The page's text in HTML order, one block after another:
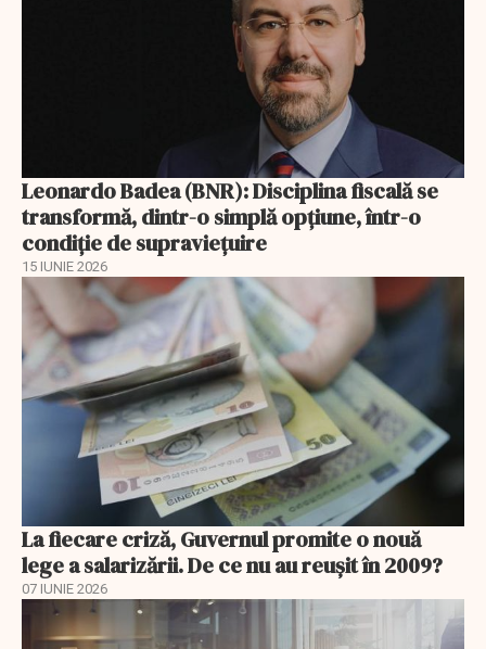
Leonardo Badea (BNR): Disciplina fiscală se
transformă, dintr-o simplă opțiune, într-o
condiție de supraviețuire
15 IUNIE 2026
La fiecare criză, Guvernul promite o nouă
lege a salarizării. De ce nu au reușit în 2009?
07 IUNIE 2026